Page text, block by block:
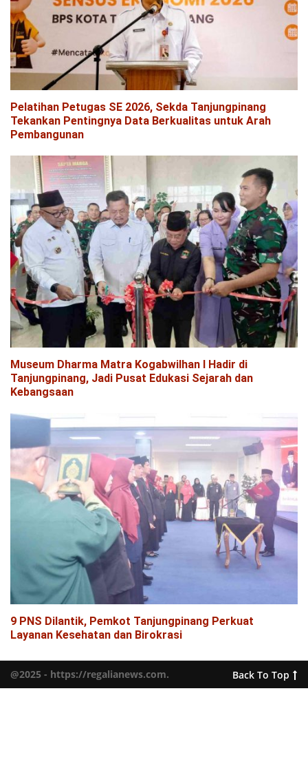
Pelatihan Petugas SE 2026, Sekda Tanjungpinang
Tekankan Pentingnya Data Berkualitas untuk Arah
Pembangunan
Museum Dharma Matra Kogabwilhan I Hadir di
Tanjungpinang, Jadi Pusat Edukasi Sejarah dan
Kebangsaan
9 PNS Dilantik, Pemkot Tanjungpinang Perkuat
Layanan Kesehatan dan Birokrasi
@2025 - https://regalianews.com. Back To Top